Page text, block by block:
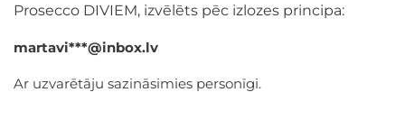
Prosecco DIVIEM, izvēlēts pēc izlozes principa:
martavi***@inbox.lv
Ar uzvarētāju sazināsimies personīgi.